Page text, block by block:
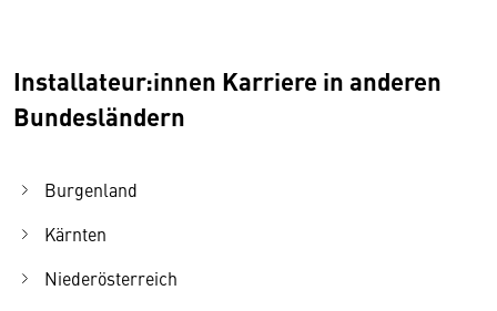
Installateur:innen Karriere in anderen
Bundesländern
Burgenland
Kärnten
Niederösterreich